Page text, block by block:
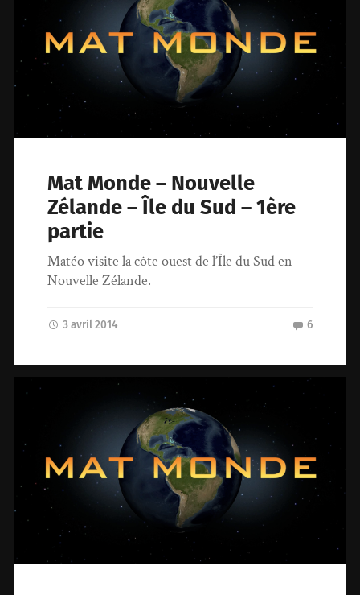
Mat Monde – Nouvelle
Zélande – Île du Sud – 1ère
partie
Matéo visite la côte ouest de l’Île du Sud en
Nouvelle Zélande.
3 avril 2014 6